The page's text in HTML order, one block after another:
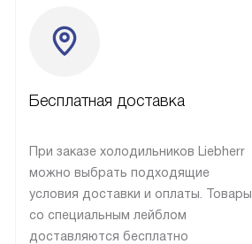
Бесплатная доставка
При заказе холодильников Liebherr
можно выбрать подходящие
условия доставки и оплаты. Товары
со специальным лейблом
доставляются бесплатно